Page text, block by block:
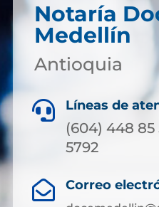
Notaría
Medellín
Antioquia
 Líneas de
(604) 448 85
5792
 Correo